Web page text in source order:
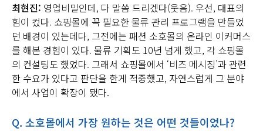
최현진: 영업비밀인데, 다 말씀 드리겠다(웃음). 우선, 대표의
힘이 컸다. 쇼핑몰에 꼭 필요한 물류 관리 프로그램을 만들었
던 배경이 있는데다, 그전에는 패션 소호몰의 온라인 이커머스
를 해본 경험이 있다. 물류 기획도 10년 넘게 했고, 각 쇼핑몰
의 컨설팅도 했었다. 그래서 쇼핑몰에서 ‘비즈 메시징’과 관련
한 수요가 있다고 판단을 한게 적중했고, 자연스럽게 그 분야
에서 사업이 확장이 됐다.
Q. 소호몰에서 가장 원하는 것은 어떤 것들이었나?